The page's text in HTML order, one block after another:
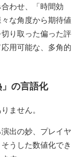
わせ、「時間効
な角度から期待値
り取った偏った評
用可能な、多角的
の言語化
ません。
出の妙、プレイヤ
うした数値化でき